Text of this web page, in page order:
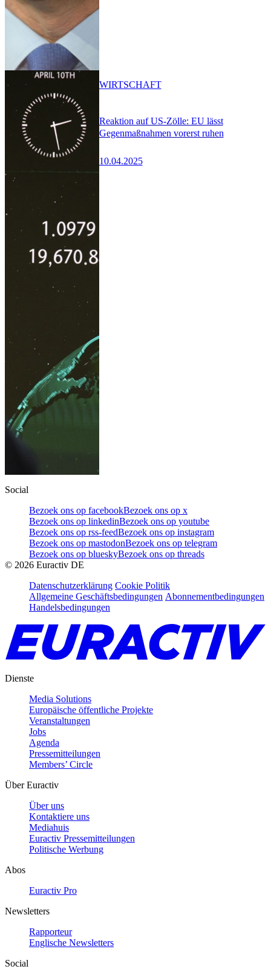
Reaktion auf US-Zölle: EU lässt
Gegenmaßnahmen vorerst ruhen
10.04.2025
WIRTSCHAFT
Social
Bezoek ons op facebookBezoek ons op x
Bezoek ons op linkedinBezoek ons op youtube
Bezoek ons op rss-feedBezoek ons op instagram
Bezoek ons op mastodonBezoek ons op telegram
Bezoek ons op blueskyBezoek ons op threads
© 2026 Euractiv DE
Datenschutzerklärung Cookie Politik
Allgemeine Geschäftsbedingungen Abonnementbedingungen
Handelsbedingungen
Dienste
Media Solutions
Europäische öffentliche Projekte
Veranstaltungen
Jobs
Agenda
Pressemitteilungen
Members’ Circle
Über Euractiv
Über uns
Kontaktiere uns
Mediahuis
Euractiv Pressemitteilungen
Politische Werbung
Abos
Euractiv Pro
Newsletters
Rapporteur
Englische Newsletters
Social